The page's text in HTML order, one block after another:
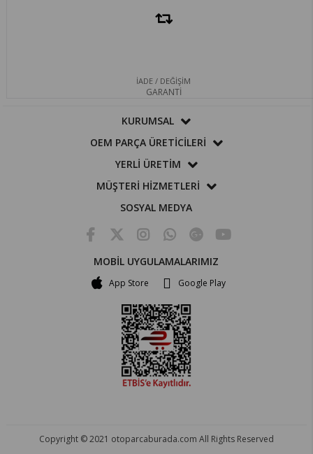
İADE / DEĞİŞİM
GARANTİ
KURUMSAL
OEM PARÇA ÜRETİCİLERİ
YERLİ ÜRETİM
MÜŞTERİ HİZMETLERİ
SOSYAL MEDYA
MOBİL UYGULAMALARIMIZ
App Store Google Play
Copyright © 2021 otoparcaburada.com All Rights Reserved